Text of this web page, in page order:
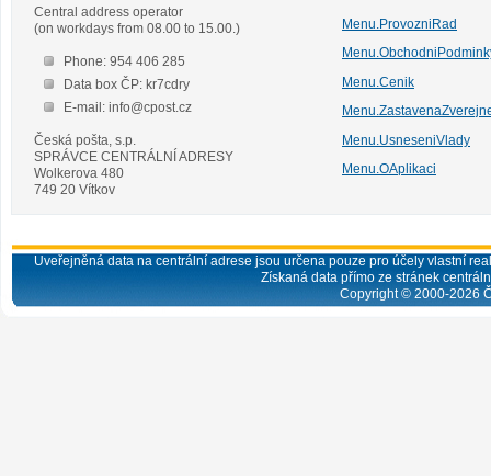
Central address operator
(on workdays from 08.00 to 15.00.)
Phone: 954 406 285
Data box ČP: kr7cdry
E-mail: info@cpost.cz
Česká pošta, s.p.
SPRÁVCE CENTRÁLNÍ ADRESY
Wolkerova 480
749 20 Vítkov
Menu.ProvozniRad
Menu.Cenik
Menu.UsneseniVlady
Menu.OAplikaci
Uveřejněná data na centrální adrese jsou určena pouze pro účely vlastní
Získaná data přímo ze stránek
Copyright © 2000-2026